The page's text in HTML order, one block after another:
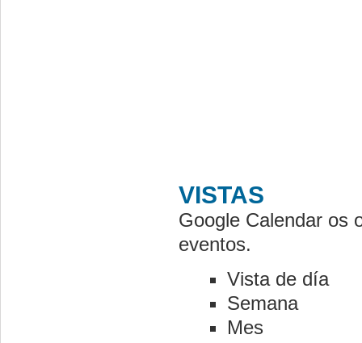
VISTAS
Google Calendar
eventos.
Vista de día
Semana
Mes